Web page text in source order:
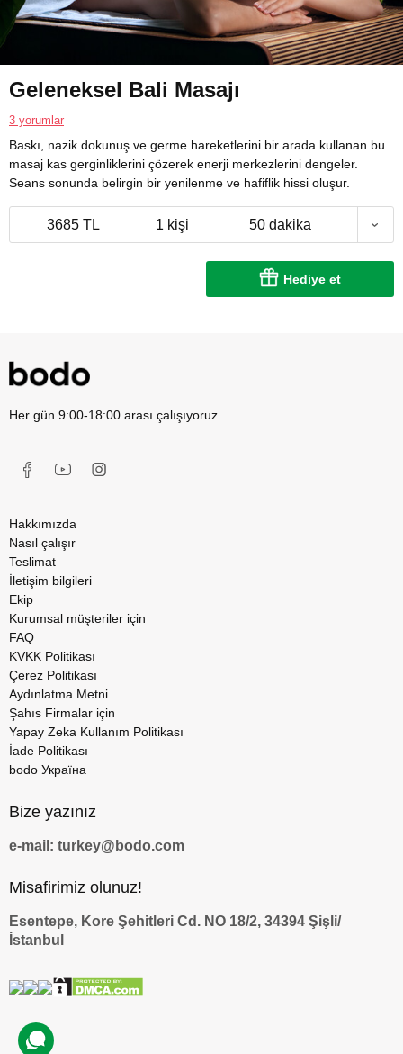
Geleneksel Bali Masajı
3 yorumlar
Baskı, nazik dokunuş ve germe hareketlerini bir arada kullanan bu
masaj kas gerginliklerini çözerek enerji merkezlerini dengeler.
Seans sonunda belirgin bir yenilenme ve hafiflik hissi oluşur.
3685 TL 1 kişi 50 dakika
Hediye et
Her gün 9:00-18:00 arası çalışıyoruz
Hakkımızda
Nasıl çalışır
Teslimat
İletişim bilgileri
Ekip
Kurumsal müşteriler için
FAQ
KVKK Politikası
Çerez Politikası
Aydınlatma Metni
Şahıs Firmalar için
Yapay Zeka Kullanım Politikası
İade Politikası
bodo Україна
Bize yazınız
e-mail: turkey@bodo.com
Misafirimiz olunuz!
Esentepe, Kore Şehitleri Cd. NO 18/2, 34394 Şişli/
İstanbul